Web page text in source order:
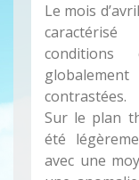
Le mois
conditions
globalement
contrastées.
Sur le plan
été
avec une